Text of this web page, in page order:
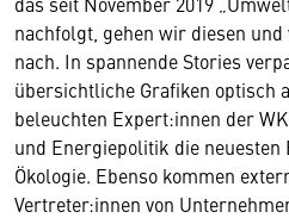
nachfolgt, gehen wir diesen
nach. In spannende Stories
übersichtliche Grafiken optisch
beleuchten Expert:innen der
und Energiepolitik die
Ökologie. Ebenso kommen
Vertreter:innen von